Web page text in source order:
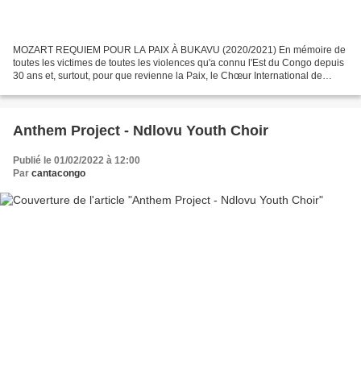
MOZART REQUIEM POUR LA PAIX À BUKAVU (2020/2021) En mémoire de
toutes les victimes de toutes les violences qu'a connu l'Est du Congo depuis
30 ans et, surtout, pour que revienne la Paix, le Chœur International de
Anthem Project - Ndlovu Youth Choir
Publié le 01/02/2022 à 12:00
Par cantacongo